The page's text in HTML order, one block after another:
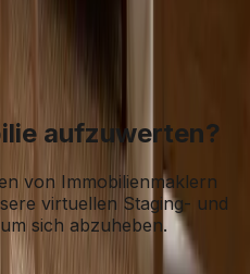
Practices für KI-Home-
aufzuwerten?
von Immobilienmaklern
virtuellen Staging- und
sich abzuheben.